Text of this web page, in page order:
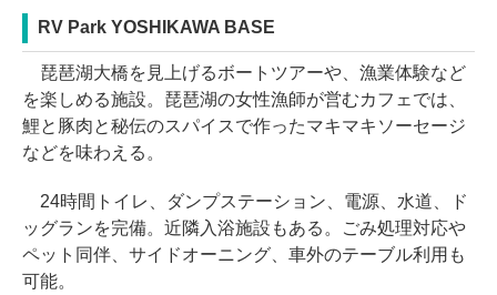
RV Park YOSHIKAWA BASE
琵琶湖大橋を見上げるボートツアーや、漁業体験など
を楽しめる施設。琵琶湖の女性漁師が営むカフェでは、
鯉と豚肉と秘伝のスパイスで作ったマキマキソーセージ
などを味わえる。
24時間トイレ、ダンプステーション、電源、水道、ド
ッグランを完備。近隣入浴施設もある。ごみ処理対応や
ペット同伴、サイドオーニング、車外のテーブル利用も
可能。